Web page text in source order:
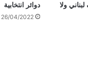
ولا
دوائر انتخابية
26/04/2022